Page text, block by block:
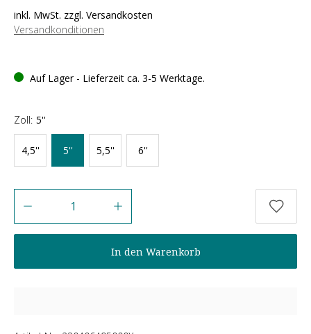
inkl. MwSt. zzgl. Versandkosten
Versandkonditionen
Auf Lager - Lieferzeit ca. 3-5 Werktage.
Zoll: 5''
4,5'' 5'' 5,5'' 6''
In den Warenkorb